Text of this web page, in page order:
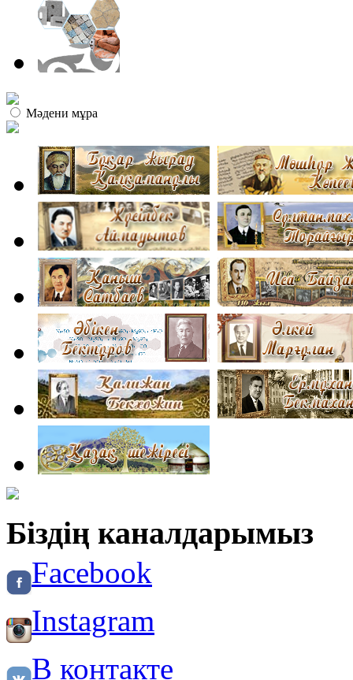
Мәдени мұра
Біздің каналдарымыз
Facebook
Instagram
В контакте